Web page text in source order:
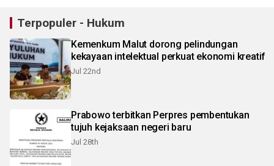
Terpopuler - Hukum
Kemenkum Malut dorong pelindungan
kekayaan intelektual perkuat ekonomi kreatif
Jul 22nd
Prabowo terbitkan Perpres pembentukan
tujuh kejaksaan negeri baru
Jul 28th